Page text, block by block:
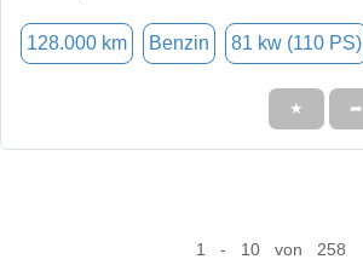
128.000 km Benzin 81 kw (110 PS)
★ ➦
1 - 10 von 258